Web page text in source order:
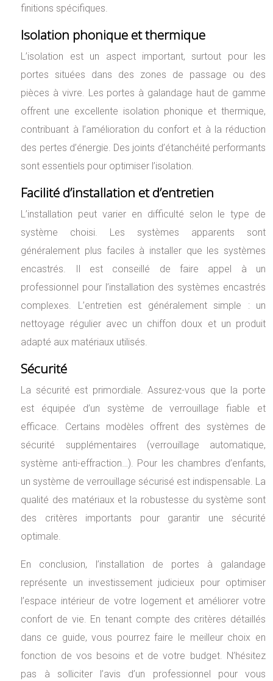
finitions spécifiques.
Isolation phonique et thermique
L’isolation est un aspect important, surtout pour les
portes situées dans des zones de passage ou des
pièces à vivre. Les portes à galandage haut de gamme
offrent une excellente isolation phonique et thermique,
contribuant à l’amélioration du confort et à la réduction
des pertes d’énergie. Des joints d’étanchéité performants
sont essentiels pour optimiser l’isolation.
Facilité d’installation et d’entretien
L’installation peut varier en difficulté selon le type de
système choisi. Les systèmes apparents sont
généralement plus faciles à installer que les systèmes
encastrés. Il est conseillé de faire appel à un
professionnel pour l’installation des systèmes encastrés
complexes. L’entretien est généralement simple : un
nettoyage régulier avec un chiffon doux et un produit
adapté aux matériaux utilisés.
Sécurité
La sécurité est primordiale. Assurez-vous que la porte
est équipée d’un système de verrouillage fiable et
efficace. Certains modèles offrent des systèmes de
sécurité supplémentaires (verrouillage automatique,
système anti-effraction…). Pour les chambres d’enfants,
un système de verrouillage sécurisé est indispensable. La
qualité des matériaux et la robustesse du système sont
des critères importants pour garantir une sécurité
optimale.
En conclusion, l’installation de portes à galandage
représente un investissement judicieux pour optimiser
l’espace intérieur de votre logement et améliorer votre
confort de vie. En tenant compte des critères détaillés
dans ce guide, vous pourrez faire le meilleur choix en
fonction de vos besoins et de votre budget. N’hésitez
pas à solliciter l’avis d’un professionnel pour vous